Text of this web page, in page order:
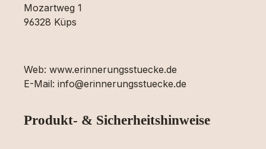
Mozartweg 1
96328 Küps
Web: www.erinnerungsstuecke.de
E-Mail: info@erinnerungsstuecke.de
Produkt- & Sicherheitshinweise